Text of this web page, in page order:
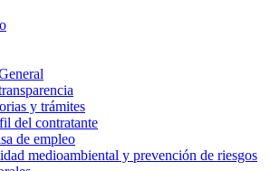
y trámites
del contratante
de empleo
medioambiental y prevención de riesgos